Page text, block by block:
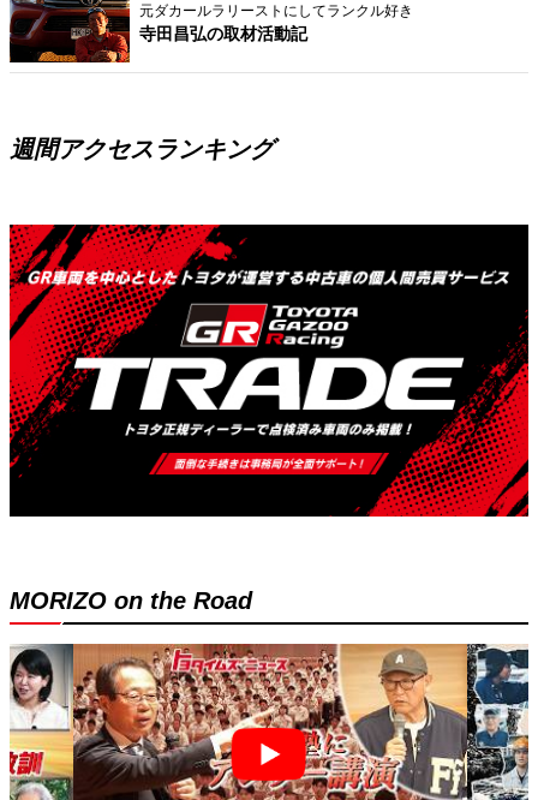
元ダカールラリーストにしてランクル好き
寺田昌弘の取材活動記
週間アクセスランキング
MORIZO on the Road